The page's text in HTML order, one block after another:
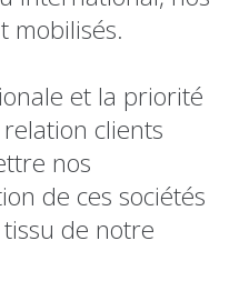
mobilisés.
et la priorité
clients
nos
de ces sociétés
de notre